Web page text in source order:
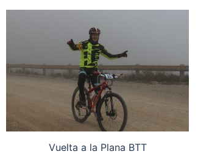
Vuelta a la Plana BTT